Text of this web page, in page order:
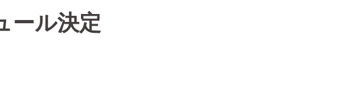
ール決定